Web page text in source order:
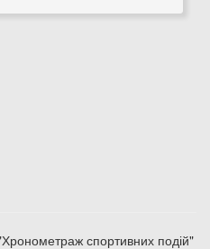
спортивних подій"